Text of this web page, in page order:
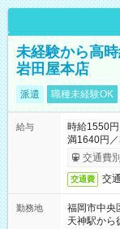
未経験から高
岩田屋本店
派遣 職種未経験OK
給与
時給1550
満1640円
いOK（※
交通費
交通費 交
勤務地
福岡市中央
天神駅から